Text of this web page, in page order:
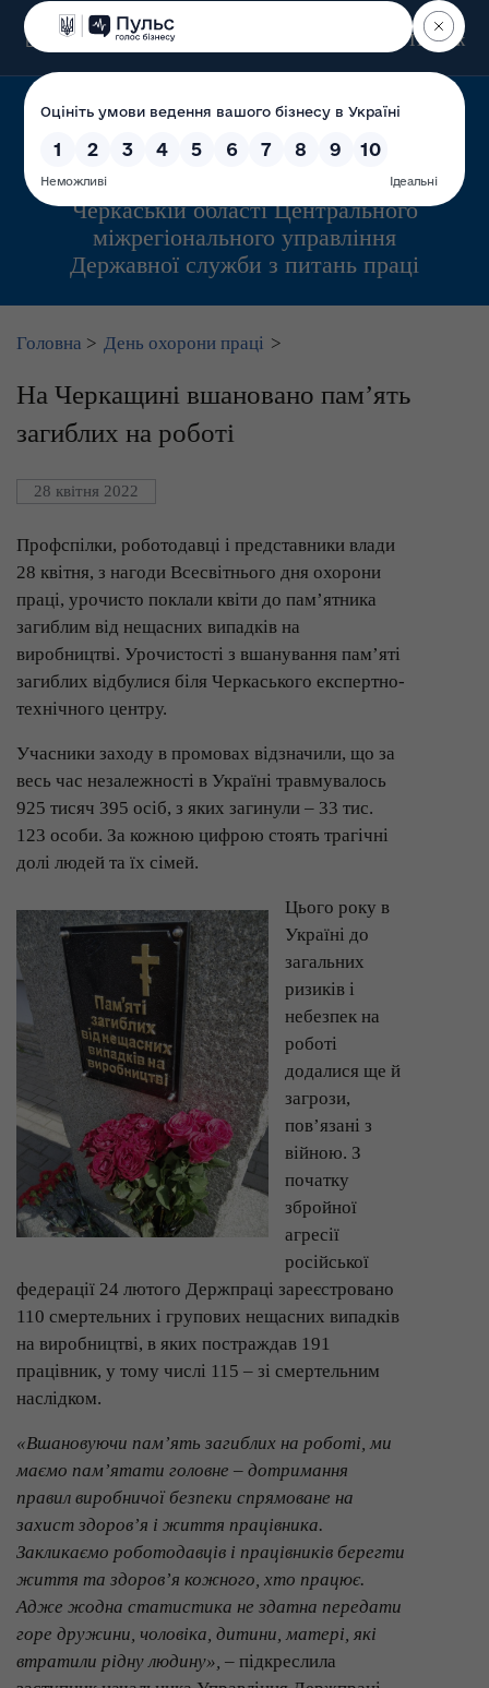
Пошук
Управління інспекційної діяльності у
Черкаській області Центрального
міжрегіонального управління
Державної служби з питань праці
Головна > День охорони праці >
На Черкащині вшановано пам’ять
загиблих на роботі
28 квітня 2022
Профспілки, роботодавці і представники влади
28 квітня, з нагоди Всесвітнього дня охорони
праці, урочисто поклали квіти до пам’ятника
загиблим від нещасних випадків на
виробництві. Урочистості з вшанування пам’яті
загиблих відбулися біля Черкаського експертно-
технічного центру.
Учасники заходу в промовах відзначили, що за
весь час незалежності в Україні травмувалось
925 тисяч 395 осіб, з яких загинули – 33 тис.
123 особи. За кожною цифрою стоять трагічні
долі людей та їх сімей.
Цього року в
Україні до
загальних
ризиків і
небезпек на
роботі
додалися ще й
загрози,
пов’язані з
війною. З
початку
збройної
агресії
російської
федерації 24 лютого Держпраці зареєстровано
110 смертельних і групових нещасних випадків
на виробництві, в яких постраждав 191
працівник, у тому числі 115 – зі смертельним
наслідком.
«Вшановуючи пам’ять загиблих на роботі, ми
маємо пам’ятати головне – дотримання
правил виробничої безпеки спрямоване на
захист здоров’я і життя працівника.
Закликаємо роботодавців і працівників берегти
життя та здоров’я кожного, хто працює.
Адже жодна статистика не здатна передати
горе дружини, чоловіка, дитини, матері, які
втратили рідну людину», – підкреслила